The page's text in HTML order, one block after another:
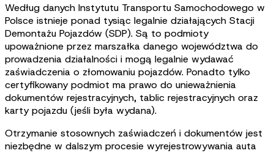
Według danych Instytutu Transportu Samochodowego w
Polsce istnieje ponad tysiąc legalnie działających Stacji
Demontażu Pojazdów (SDP). Są to podmioty
upoważnione przez marszałka danego województwa do
prowadzenia działalności i mogą legalnie wydawać
zaświadczenia o złomowaniu pojazdów. Ponadto tylko
certyfikowany podmiot ma prawo do unieważnienia
dokumentów rejestracyjnych, tablic rejestracyjnych oraz
karty pojazdu (jeśli była wydana).
Otrzymanie stosownych zaświadczeń i dokumentów jest
niezbędne w dalszym procesie wyrejestrowywania auta